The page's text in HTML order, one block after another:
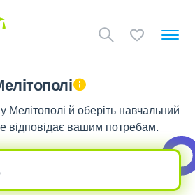
Мелітополі й оберіть навчальний
відповідає вашим потребам.